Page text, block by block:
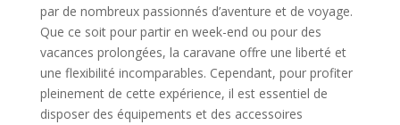
par de nombreux passionnés d’aventure et de voyage.
Que ce soit pour partir en week-end ou pour des
vacances prolongées, la caravane offre une liberté et
une flexibilité incomparables. Cependant, pour profiter
pleinement de cette expérience, il est essentiel de
disposer des équipements et des accessoires